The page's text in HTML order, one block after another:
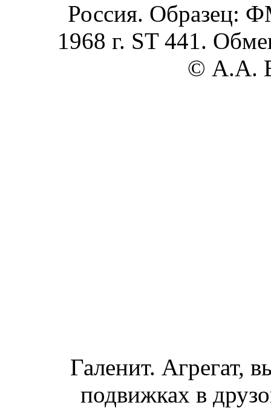
Россия. Образец:
1968 г. ST 441.
© А.А.
Галенит. Агрегат,
подвижках в